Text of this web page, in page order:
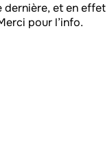
dernière, et en effet,
pour l’info.